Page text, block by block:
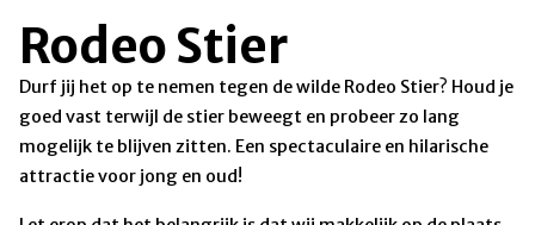
Rodeo Stier
Durf jij het op te nemen tegen de wilde Rodeo Stier? Houd je
goed vast terwijl de stier beweegt en probeer zo lang
mogelijk te blijven zitten. Een spectaculaire en hilarische
attractie voor jong en oud!